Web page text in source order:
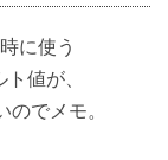
に使う
値が、
でメモ。